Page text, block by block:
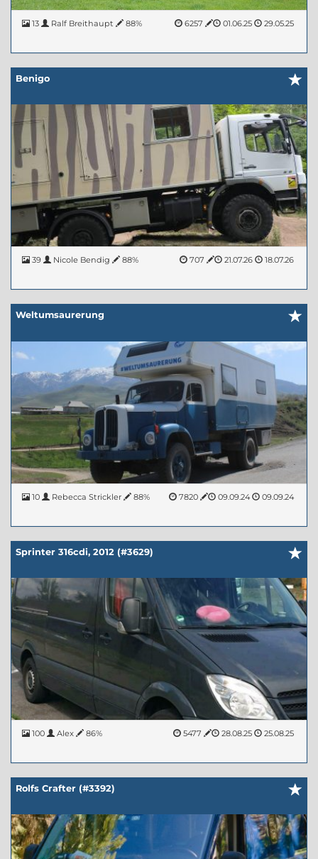
13 29.05.25
Ralf Breithaupt 01.06.25
88% 6257
Benigo
39 18.07.26
Nicole Bendig 21.07.26
88% 707
Weltumsaurerung
10 09.09.24
Rebecca Strickler 09.09.24
88% 7820
Sprinter 316cdi, 2012 (#3629)
100 25.08.25
Alex 28.08.25
86% 5477
Rolfs Crafter (#3392)